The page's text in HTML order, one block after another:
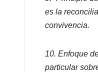
es la
convivencia.
10. Enfoque
particular